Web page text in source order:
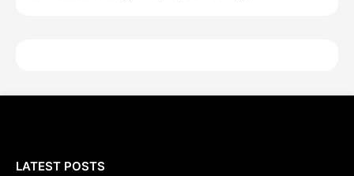
LATEST POSTS